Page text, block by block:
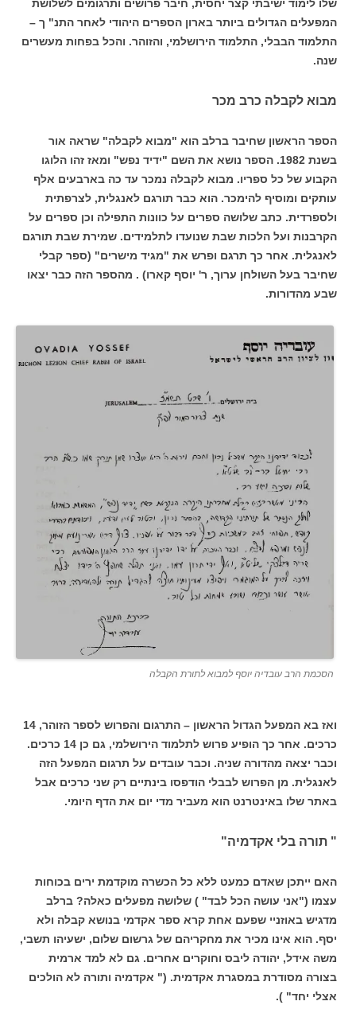
שלו לימוד ישיבתי קצר יחסית, חיבר פרושים ותרגומים לשלושת
המפעלים הגדולים ביותר בארון הספרים היהודי לאחר התנ" ך –
התלמוד הבבלי, התלמוד הירושלמי, והזוהר. והכל בפחות מעשרים
שנה.
מבוא לקבלה כרב מכר
הספר הראשון שחיבר ברלב הוא "מבוא לקבלה" שראה אור
בשנת 1982. הספר נושא את השם "ידיד נפש" ומאז זהו הלוגו
הקבוע של כל ספריו. מבוא לקבלה נמכר עד כה בארבעים אלף
עותקים ומוסיף להימכר. הוא כבר תורגם לאנגלית, לצרפתית
ולספרדית. כתב שלושה ספרים על כוונות התפילה וכן ספרים על
הקרבנות ועל הלכות שבת שנועדו לתלמידים. שמירת שבת תורגם
לאנגלית. אחר כך תרגם ופרש את "מגיד מישרים" (ספר קבלי
שחיבר בעל השולחן ערוך, ר' יוסף קארו) . מהספר הזה כבר יצאו
שבע מהדורות.
הסכמת הרב עובדיה יוסף למבוא לתורת הקבלה
ואז בא המפעל הגדול הראשון – התרגום והפרוש לספר הזוהר, 14
כרכים. אחר כך הופיע פרוש לתלמוד הירושלמי, גם כן 14 כרכים.
וכבר יצאה מהדורה שניה. וכבר עובדים על תרגום המפעל הזה
לאנגלית. מן הפרוש לבבלי הודפסו בינתיים רק שני כרכים אבל
באתר שלו באינטרנט הוא מעביר מדי יום את הדף היומי.
" תורה בלי אקדמיה"
האם ייתכן שאדם כמעט ללא כל הכשרה מוקדמת ירים בכוחות
עצמו ("אני עושה הכל לבד" ) שלושה מפעלים כאלה? ברלב
מדגיש באוזניי שפעם אחת קרא ספר אקדמי בנושא קבלה ולא
יסף. הוא אינו מכיר את מחקריהם של גרשום שלום, ישעיהו תשבי,
משה אידל, יהודה ליבס וחוקרים אחרים. גם לא למד ארמית
בצורה מסודרת במסגרת אקדמית. (" אקדמיה ותורה לא הולכים
אצלי יחד" ).